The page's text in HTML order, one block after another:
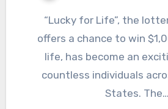
“Lucky for Life”, the lottery game that
offers a chance to win
life, has become an
countless individuals
States. The…